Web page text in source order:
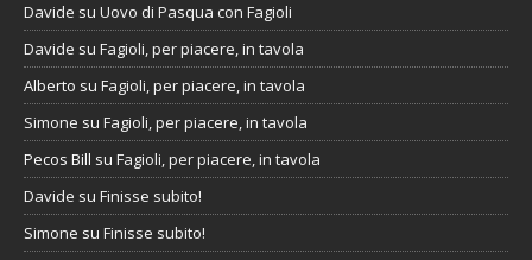
Davide su Uovo di Pasqua con Fagioli
Davide su Fagioli, per piacere, in tavola
Alberto su Fagioli, per piacere, in tavola
Simone su Fagioli, per piacere, in tavola
Pecos Bill su Fagioli, per piacere, in tavola
Davide su Finisse subito!
Simone su Finisse subito!